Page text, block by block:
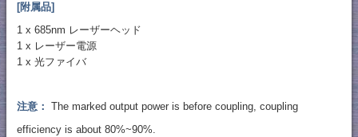
[附属品]
1 x 685nm レーザーヘッド
1 x レーザー電源
1 x 光ファイバ
注意： The marked output power is before coupling, coupling
efficiency is about 80%~90%.